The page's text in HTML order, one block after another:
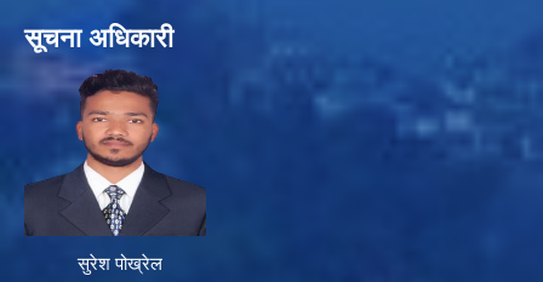
सूचना अधिकारी
सुरेश पोख्रेल